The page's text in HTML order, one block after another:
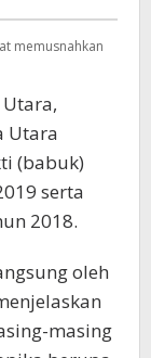
memusnahkan
Utara
(babuk)
serta
2018.
oleh
masing